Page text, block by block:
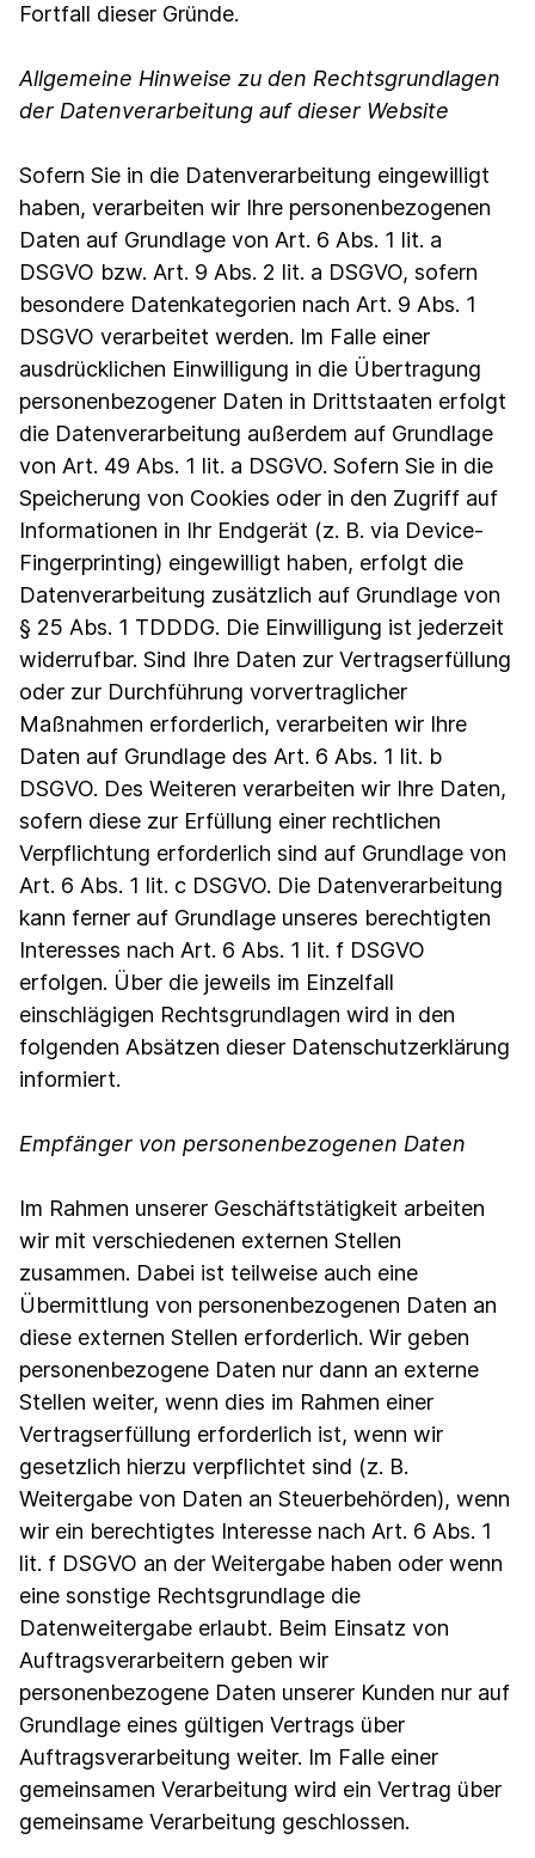
Fortfall dieser Gründe.
Allgemeine Hinweise zu den Rechtsgrundlagen
der Datenverarbeitung auf dieser Website
Sofern Sie in die Datenverarbeitung eingewilligt
haben, verarbeiten wir Ihre personenbezogenen
Daten auf Grundlage von Art. 6 Abs. 1 lit. a
DSGVO bzw. Art. 9 Abs. 2 lit. a DSGVO, sofern
besondere Datenkategorien nach Art. 9 Abs. 1
DSGVO verarbeitet werden. Im Falle einer
ausdrücklichen Einwilligung in die Übertragung
personenbezogener Daten in Drittstaaten erfolgt
die Datenverarbeitung außerdem auf Grundlage
von Art. 49 Abs. 1 lit. a DSGVO. Sofern Sie in die
Speicherung von Cookies oder in den Zugriff auf
Informationen in Ihr Endgerät (z. B. via Device-
Fingerprinting) eingewilligt haben, erfolgt die
Datenverarbeitung zusätzlich auf Grundlage von
§ 25 Abs. 1 TDDDG. Die Einwilligung ist jederzeit
widerrufbar. Sind Ihre Daten zur Vertragserfüllung
oder zur Durchführung vorvertraglicher
Maßnahmen erforderlich, verarbeiten wir Ihre
Daten auf Grundlage des Art. 6 Abs. 1 lit. b
DSGVO. Des Weiteren verarbeiten wir Ihre Daten,
sofern diese zur Erfüllung einer rechtlichen
Verpflichtung erforderlich sind auf Grundlage von
Art. 6 Abs. 1 lit. c DSGVO. Die Datenverarbeitung
kann ferner auf Grundlage unseres berechtigten
Interesses nach Art. 6 Abs. 1 lit. f DSGVO
erfolgen. Über die jeweils im Einzelfall
einschlägigen Rechtsgrundlagen wird in den
folgenden Absätzen dieser Datenschutzerklärung
informiert.
Empfänger von personenbezogenen Daten
Im Rahmen unserer Geschäftstätigkeit arbeiten
wir mit verschiedenen externen Stellen
zusammen. Dabei ist teilweise auch eine
Übermittlung von personenbezogenen Daten an
diese externen Stellen erforderlich. Wir geben
personenbezogene Daten nur dann an externe
Stellen weiter, wenn dies im Rahmen einer
Vertragserfüllung erforderlich ist, wenn wir
gesetzlich hierzu verpflichtet sind (z. B.
Weitergabe von Daten an Steuerbehörden), wenn
wir ein berechtigtes Interesse nach Art. 6 Abs. 1
lit. f DSGVO an der Weitergabe haben oder wenn
eine sonstige Rechtsgrundlage die
Datenweitergabe erlaubt. Beim Einsatz von
Auftragsverarbeitern geben wir
personenbezogene Daten unserer Kunden nur auf
Grundlage eines gültigen Vertrags über
Auftragsverarbeitung weiter. Im Falle einer
gemeinsamen Verarbeitung wird ein Vertrag über
gemeinsame Verarbeitung geschlossen.